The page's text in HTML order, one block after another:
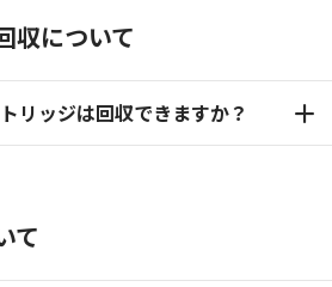
収について
リッジは回収できますか？
て